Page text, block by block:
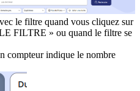
le filtre quand vous cliquez sur
FILTRE » ou quand le filtre se
compteur indique le nombre